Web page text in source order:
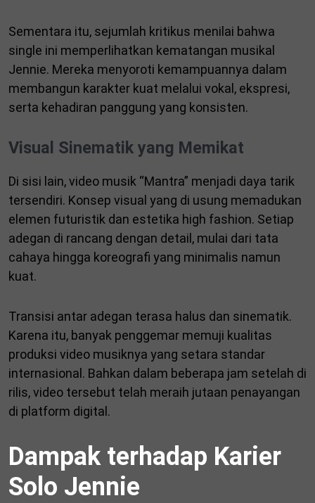
Sementara itu, sejumlah kritikus menilai bahwa
single ini memperlihatkan kematangan musikal
Jennie. Mereka menyoroti kemampuannya dalam
membangun karakter kuat melalui vokal, ekspresi,
serta kehadiran panggung yang konsisten.
Visual Sinematik yang Memikat
Di sisi lain, video musik “Mantra” menjadi daya tarik
tersendiri. Konsep visual yang di usung memadukan
elemen futuristik dan estetika high fashion. Setiap
adegan di rancang dengan detail, mulai dari tata
cahaya hingga koreografi yang minimalis namun
kuat.
Transisi antar adegan terasa halus dan sinematik.
Karena itu, banyak penggemar memuji kualitas
produksi video musiknya yang setara standar
internasional. Bahkan dalam beberapa jam setelah di
rilis, video tersebut telah meraih jutaan penayangan
di platform digital.
Dampak terhadap Karier
Solo Jennie